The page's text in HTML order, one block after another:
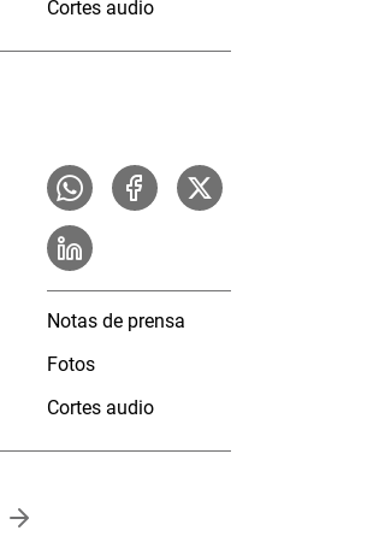
Cortes audio
Notas de prensa
Fotos
Cortes audio